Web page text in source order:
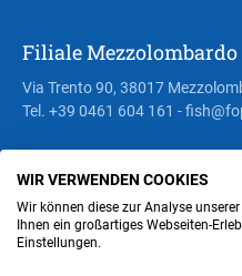
Filiale Mezzolombardo
Via Trento 90, 38017
Tel. +39 0461 604 161 -
Steuer- und
WIR VERWENDEN COOKIES
Wir können diese zur Analyse
Ihnen ein großartiges Webseiten-
Einstellungen.